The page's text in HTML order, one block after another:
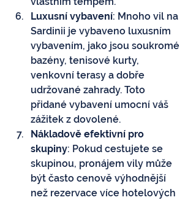
Luxusní vybavení: Mnoho vil na
Sardinii je vybaveno luxusním
vybavením, jako jsou soukromé
bazény, tenisové kurty,
venkovní terasy a dobře
udržované zahrady. Toto
přidané vybavení umocní váš
zážitek z dovolené.
Nákladově efektivní pro
skupiny: Pokud cestujete se
skupinou, pronájem vily může
být často cenově výhodnější
než rezervace více hotelových